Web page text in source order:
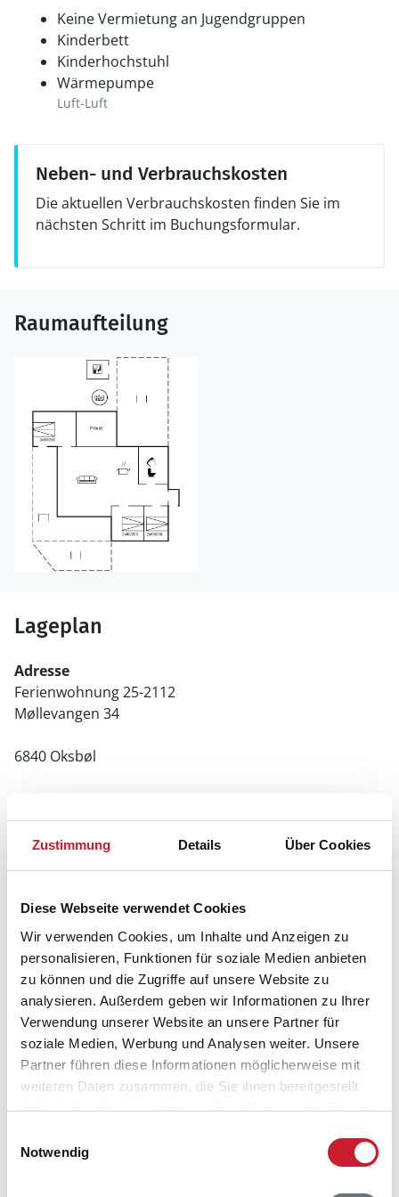
Zustimmung Details Über Cookies
Diese Webseite verwendet Cookies
Wir verwenden Cookies, um Inhalte und Anzeigen zu
personalisieren, Funktionen für soziale Medien anbieten
zu können und die Zugriffe auf unsere Website zu
analysieren. Außerdem geben wir Informationen zu Ihrer
Verwendung unserer Website an unsere Partner für
soziale Medien, Werbung und Analysen weiter. Unsere
Partner führen diese Informationen möglicherweise mit
weiteren Daten zusammen, die Sie ihnen bereitgestellt
haben oder die sie im Rahmen Ihrer Nutzung der Dienste
Notwendig
Keine Vermietung an Jugendgruppen
Kinderbett
Kinderhochstuhl
Wärmepumpe
Luft-Luft
Neben- und Verbrauchskosten
Die aktuellen Verbrauchskosten finden Sie im
nächsten Schritt im Buchungsformular.
Raumaufteilung
Lageplan
Adresse
Ferienwohnung 25-2112
Møllevangen 34
6840 Oksbøl
Belegungskalender